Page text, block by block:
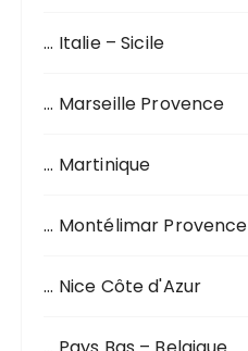
… Italie – Sicile
… Marseille Provence
… Martinique
… Montélimar Provence
… Nice Côte d'Azur